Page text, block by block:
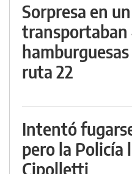
Sorpresa en
transportaban
ruta 22
Intentó
pero la Policía
Cipolletti